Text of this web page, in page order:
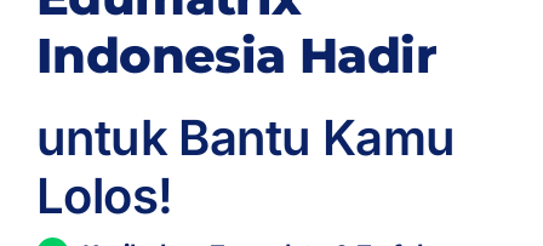
Indonesia Hadir
untuk Bantu Kamu
Lolos!